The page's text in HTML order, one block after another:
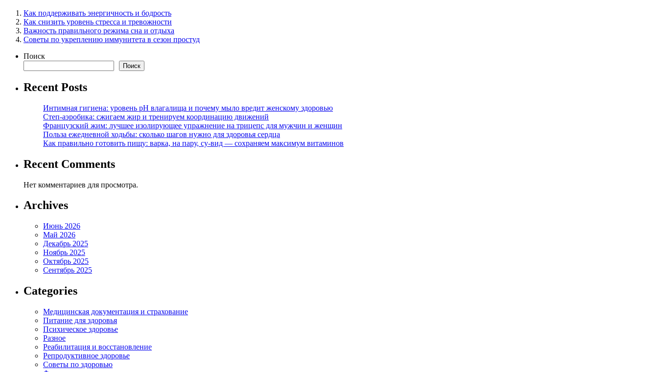
Как поддерживать энергичность и бодрость
Как снизить уровень стресса и тревожности
Важность правильного режима сна и отдыха
Советы по укреплению иммунитета в сезон простуд
Поиск
Поиск
Recent Posts
Интимная гигиена: уровень pH влагалища и почему мыло вредит женскому здоровью
Степ-аэробика: сжигаем жир и тренируем координацию движений
Французский жим: лучшее изолирующее упражнение на трицепс для мужчин и женщин
Польза ежедневной ходьбы: сколько шагов нужно для здоровья сердца
Как правильно готовить пищу: варка, на пару, су-вид — сохраняем максимум витаминов
Recent Comments
Нет комментариев для просмотра.
Archives
Июнь 2026
Май 2026
Декабрь 2025
Ноябрь 2025
Октябрь 2025
Сентябрь 2025
Categories
Медицинская документация и страхование
Питание для здоровья
Психическое здоровье
Разное
Реабилитация и восстановление
Репродуктивное здоровье
Советы по здоровью